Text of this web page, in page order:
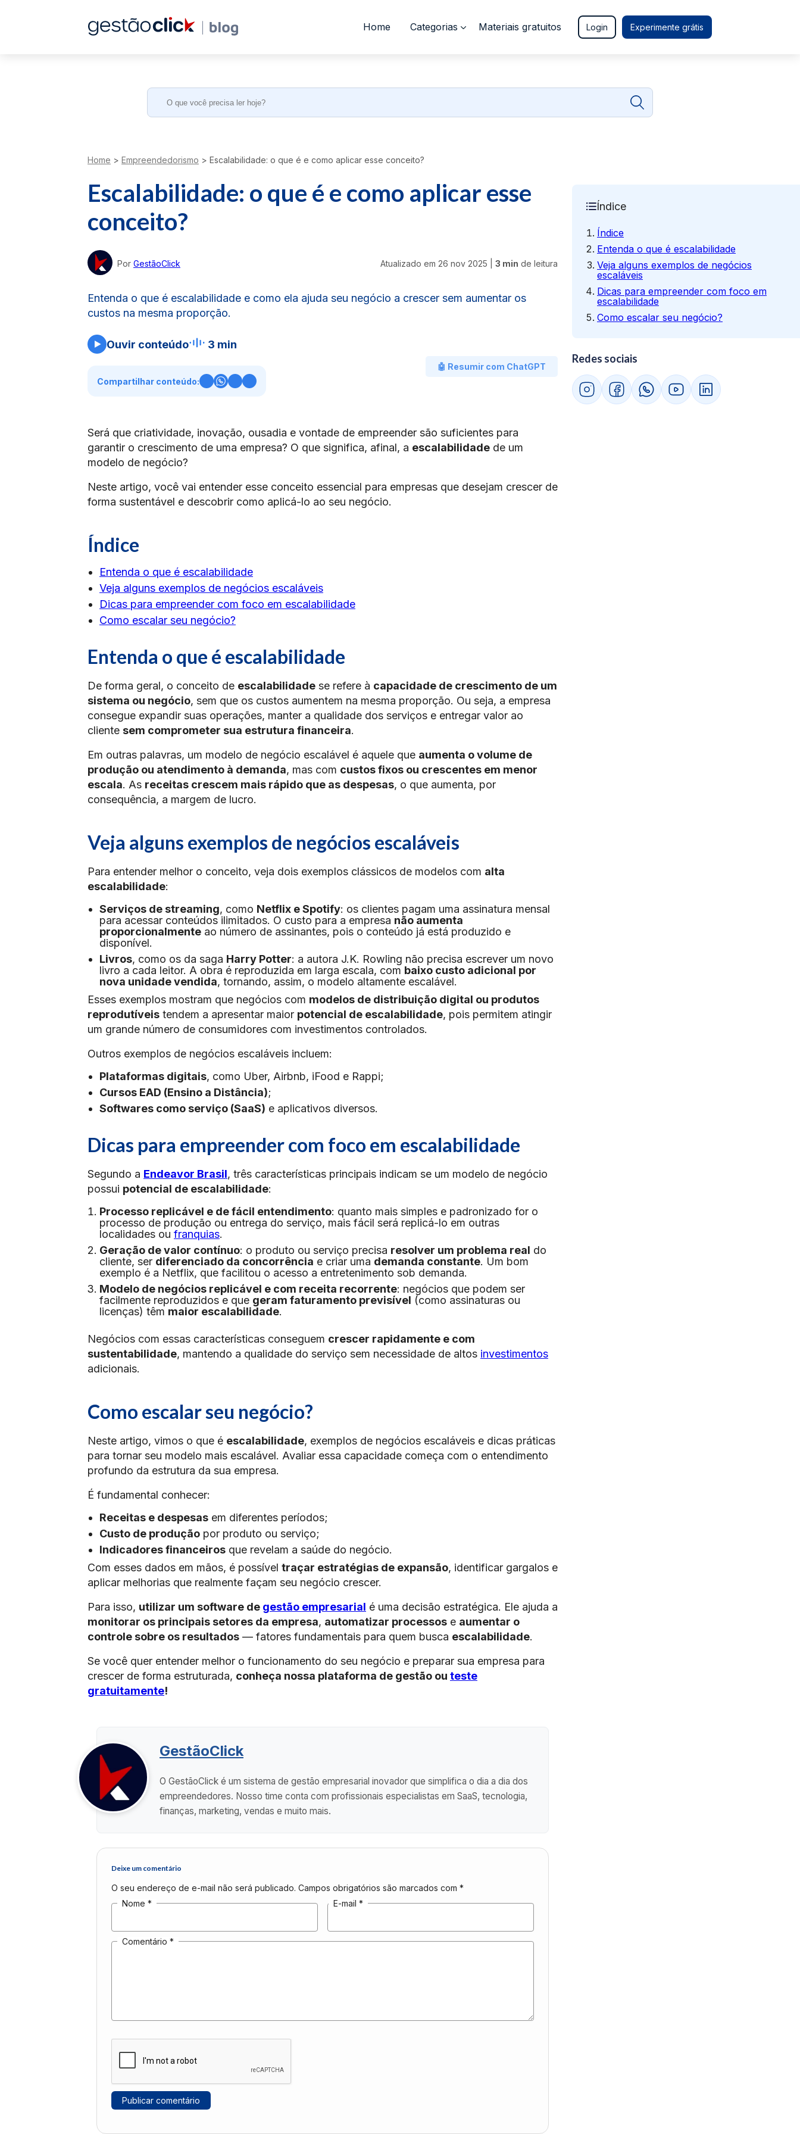
Home Categorias Materiais gratuitos Login Experimente grátis
Search
Home > Empreendedorismo > Escalabilidade: o que é e como aplicar esse conceito?
Escalabilidade: o que é e como aplicar esse
conceito?
Por GestãoClick Atualizado em 26 nov 2025 3 min de leitura
Entenda o que é escalabilidade e como ela ajuda seu negócio a crescer sem aumentar os
custos na mesma proporção.
Ouvir conteúdo 3 min
🤖 Resumir com ChatGPT
Compartilhar conteúdo:
Será que criatividade, inovação, ousadia e vontade de empreender são suficientes para
garantir o crescimento de uma empresa? O que significa, afinal, a escalabilidade de um
modelo de negócio?
Neste artigo, você vai entender esse conceito essencial para empresas que desejam crescer de
forma sustentável e descobrir como aplicá-lo ao seu negócio.
Índice
Entenda o que é escalabilidade
Veja alguns exemplos de negócios escaláveis
Dicas para empreender com foco em escalabilidade
Como escalar seu negócio?
Entenda o que é escalabilidade
De forma geral, o conceito de escalabilidade se refere à capacidade de crescimento de um
sistema ou negócio, sem que os custos aumentem na mesma proporção. Ou seja, a empresa
consegue expandir suas operações, manter a qualidade dos serviços e entregar valor ao
cliente sem comprometer sua estrutura financeira.
Em outras palavras, um modelo de negócio escalável é aquele que aumenta o volume de
produção ou atendimento à demanda, mas com custos fixos ou crescentes em menor
escala. As receitas crescem mais rápido que as despesas, o que aumenta, por
consequência, a margem de lucro.
Veja alguns exemplos de negócios escaláveis
Para entender melhor o conceito, veja dois exemplos clássicos de modelos com alta
escalabilidade:
Serviços de streaming, como Netflix e Spotify: os clientes pagam uma assinatura mensal
para acessar conteúdos ilimitados. O custo para a empresa não aumenta
proporcionalmente ao número de assinantes, pois o conteúdo já está produzido e
disponível.
Livros, como os da saga Harry Potter: a autora J.K. Rowling não precisa escrever um novo
livro a cada leitor. A obra é reproduzida em larga escala, com baixo custo adicional por
nova unidade vendida, tornando, assim, o modelo altamente escalável.
Esses exemplos mostram que negócios com modelos de distribuição digital ou produtos
reprodutíveis tendem a apresentar maior potencial de escalabilidade, pois permitem atingir
um grande número de consumidores com investimentos controlados.
Outros exemplos de negócios escaláveis incluem:
Plataformas digitais, como Uber, Airbnb, iFood e Rappi;
Cursos EAD (Ensino a Distância);
Softwares como serviço (SaaS) e aplicativos diversos.
Dicas para empreender com foco em escalabilidade
Segundo a Endeavor Brasil, três características principais indicam se um modelo de negócio
possui potencial de escalabilidade:
Processo replicável e de fácil entendimento: quanto mais simples e padronizado for o
processo de produção ou entrega do serviço, mais fácil será replicá-lo em outras
localidades ou franquias.
Geração de valor contínuo: o produto ou serviço precisa resolver um problema real do
cliente, ser diferenciado da concorrência e criar uma demanda constante. Um bom
exemplo é a Netflix, que facilitou o acesso a entretenimento sob demanda.
Modelo de negócios replicável e com receita recorrente: negócios que podem ser
facilmente reproduzidos e que geram faturamento previsível (como assinaturas ou
licenças) têm maior escalabilidade.
Negócios com essas características conseguem crescer rapidamente e com
sustentabilidade, mantendo a qualidade do serviço sem necessidade de altos investimentos
adicionais.
Como escalar seu negócio?
Neste artigo, vimos o que é escalabilidade, exemplos de negócios escaláveis e dicas práticas
para tornar seu modelo mais escalável. Avaliar essa capacidade começa com o entendimento
profundo da estrutura da sua empresa.
É fundamental conhecer:
Receitas e despesas em diferentes períodos;
Custo de produção por produto ou serviço;
Indicadores financeiros que revelam a saúde do negócio.
Com esses dados em mãos, é possível traçar estratégias de expansão, identificar gargalos e
aplicar melhorias que realmente façam seu negócio crescer.
Para isso, utilizar um software de gestão empresarial é uma decisão estratégica. Ele ajuda a
monitorar os principais setores da empresa, automatizar processos e aumentar o
controle sobre os resultados — fatores fundamentais para quem busca escalabilidade.
Se você quer entender melhor o funcionamento do seu negócio e preparar sua empresa para
crescer de forma estruturada, conheça nossa plataforma de gestão ou teste
gratuitamente!
GestãoClick
O GestãoClick é um sistema de gestão empresarial inovador que simplifica o dia a dia dos
empreendedores. Nosso time conta com profissionais especialistas em SaaS, tecnologia,
finanças, marketing, vendas e muito mais.
Deixe um comentário
O seu endereço de e-mail não será publicado. Campos obrigatórios são marcados com *
Nome * E-mail *
Comentário *
Índice
Índice
Entenda o que é escalabilidade
Veja alguns exemplos de negócios
escaláveis
Dicas para empreender com foco em
escalabilidade
Como escalar seu negócio?
Redes sociais